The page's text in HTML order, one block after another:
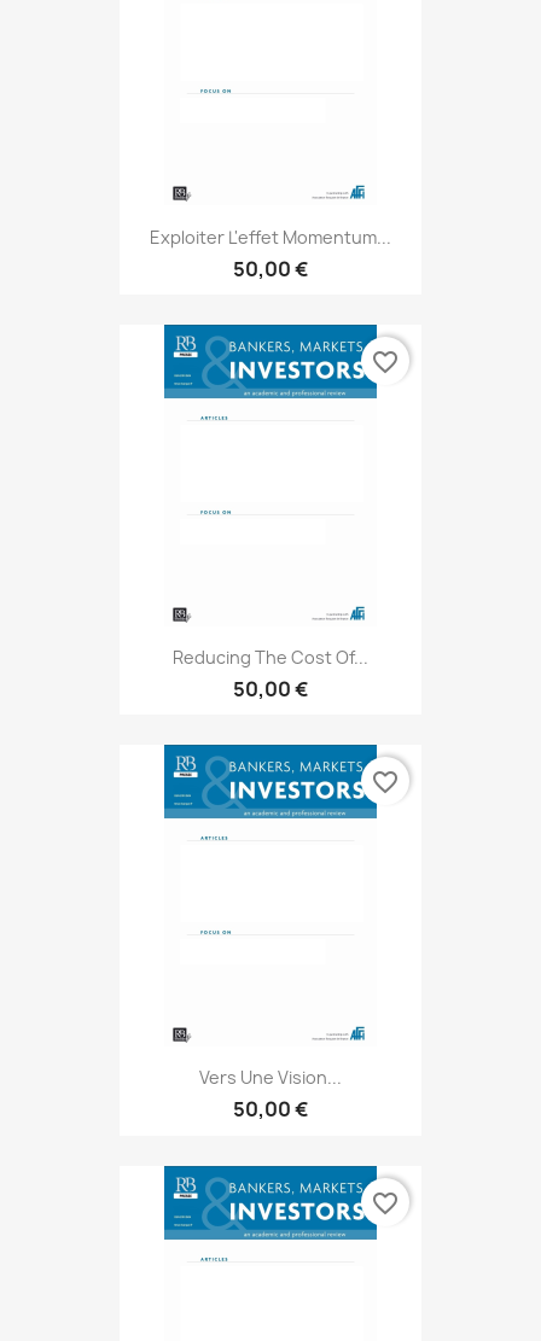
Exploiter L'effet Momentum...
50,00 €
Reducing The Cost Of...
50,00 €
favorite_border
Vers Une Vision...
50,00 €
favorite_border
favorite_border